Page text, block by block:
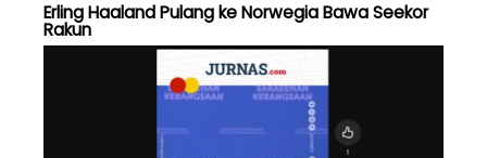
Erling Haaland Pulang ke Norwegia Bawa Seekor
Rakun